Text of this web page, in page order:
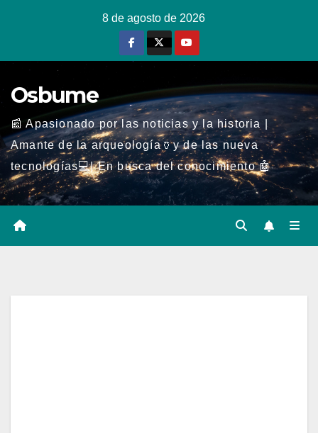
8 de agosto de 2026
Osbume
📰 Apasionado por las noticias y la historia |
Amante de la arqueología🏺y de las nueva
tecnologías💻| En busca del conocimiento 🤖